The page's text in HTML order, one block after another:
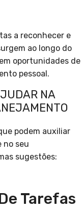
a reconhecer e
ao longo do
oportunidades de
pessoal.
NA
podem auxiliar
no seu
sugestões:
Tarefas